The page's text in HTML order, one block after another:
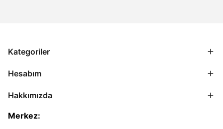
Kategoriler
Hesabım
Hakkımızda
Merkez: